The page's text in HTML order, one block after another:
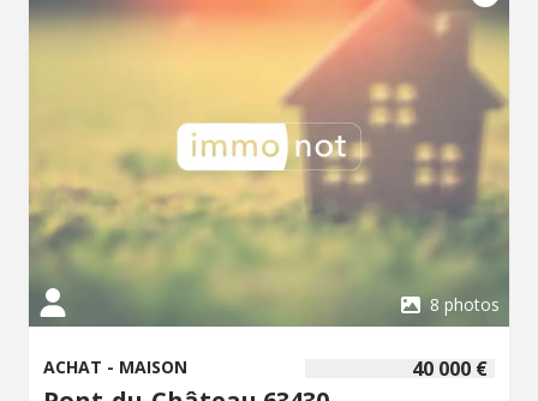
l'autre partie en fibrociment, non isolée- charpente
traditionnelle -Chauffage : Bois +radiateurs électrique -
Huisserie : Bois -double vitrage, volets bois -Taxe foncière
: 639 € Située dans un village vigneron aux portes de
Clermont-Ferrand, à visiter rapidement ! PRIX : 105 000 €
Honoraires de négociation inclus
8 photos
40 000 €
ACHAT - MAISON